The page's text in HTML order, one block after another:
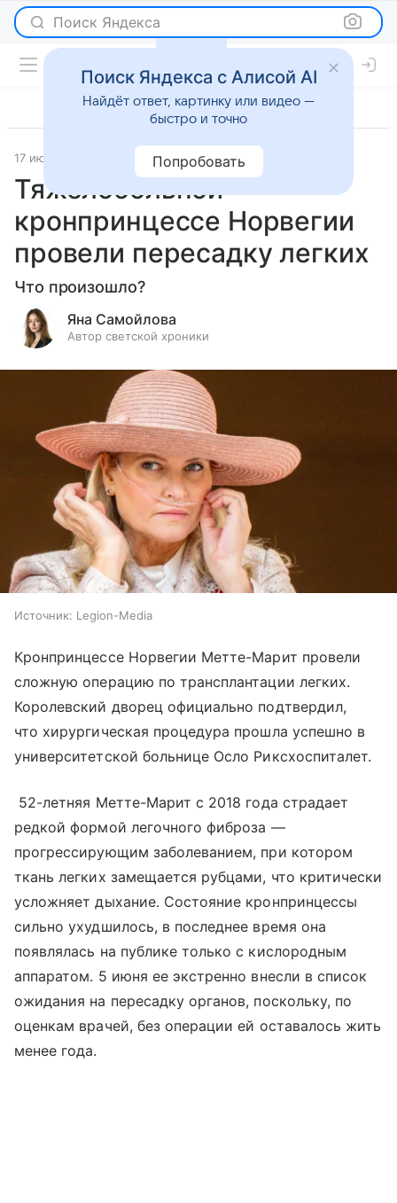
Поиск Яндекса
17 июня 2026 Леди Mail Светская жизнь
Тяжелобольной
кронпринцессе Норвегии
провели пересадку легких
Что произошло?
Яна Самойлова
Автор светской хроники
Источник: Legion-Media
Кронпринцессе Норвегии Метте-Марит провели
сложную операцию по трансплантации легких.
Королевский дворец официально подтвердил,
что хирургическая процедура прошла успешно в
университетской больнице Осло Риксхоспиталет.
52-летняя Метте-Марит с 2018 года страдает
редкой формой легочного фиброза —
прогрессирующим заболеванием, при котором
ткань легких замещается рубцами, что критически
усложняет дыхание. Состояние кронпринцессы
сильно ухудшилось, в последнее время она
появлялась на публике только с кислородным
аппаратом. 5 июня ее экстренно внесли в список
ожидания на пересадку органов, поскольку, по
оценкам врачей, без операции ей оставалось жить
менее года.
Поиск Яндекса с Алисой AI
Найдёт ответ, картинку или видео —
быстро и точно
Попробовать